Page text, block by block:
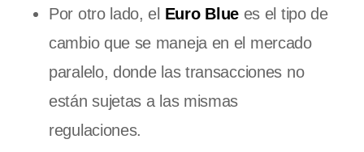
Por otro lado, el Euro Bluees el tipo de
cambio que se maneja en el mercado
paralelo, donde las transacciones no
están sujetas a las mismas
regulaciones.